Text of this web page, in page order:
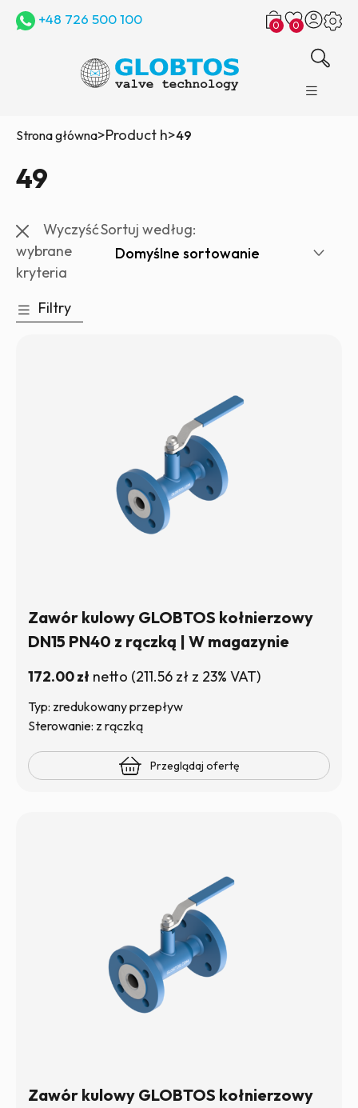
+48 726 500 100 0 0
Strona główna>Product h>49
49
Wyczyść
wybrane
kryteria
Sortuj według:
Filtry
Zawór kulowy GLOBTOS kołnierzowy
DN15 PN40 z rączką | W magazynie
172.00zł netto (211.56 zł z 23% VAT)
Typ: zredukowany przepływ
Sterowanie: z rączką
Przeglądaj ofertę
Zawór kulowy GLOBTOS kołnierzowy